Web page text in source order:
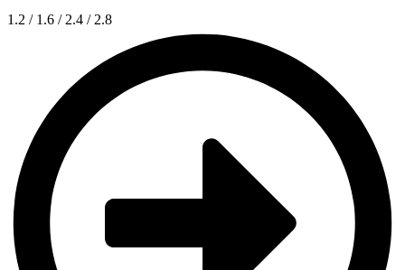
1.2 / 1.6 / 2.4 / 2.8